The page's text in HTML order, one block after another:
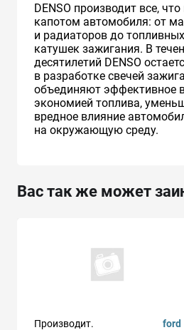
DENSO производит все,
капотом автомобиля: от
и радиаторов до
катушек зажигания. В
десятилетий DENSO
в разработке свечей
объединяют эффективное
экономией топлива,
вредное влияние
на окружающую среду.
Вас так же может
Производит.
ford